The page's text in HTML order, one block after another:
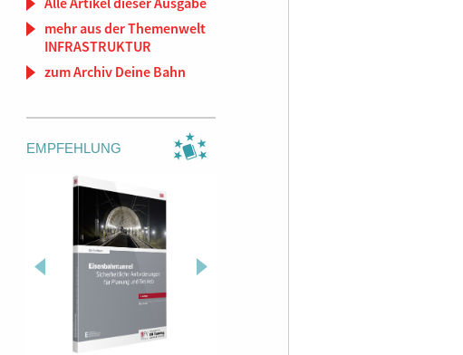
Alle Artikel dieser Ausgabe
mehr aus der Themenwelt
INFRASTRUKTUR
zum Archiv Deine Bahn
EMPFEHLUNG